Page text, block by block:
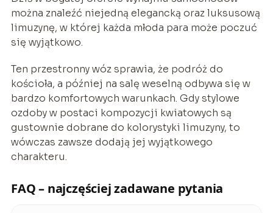
można znaleźć niejedną elegancką oraz luksusową
limuzynę, w której każda młoda para może poczuć
się wyjątkowo.
Ten przestronny wóz sprawia, że podróż do
kościoła, a później na salę weselną odbywa się w
bardzo komfortowych warunkach. Gdy stylowe
ozdoby w postaci kompozycji kwiatowych są
gustownie dobrane do kolorystyki limuzyny, to
wówczas zawsze dodają jej wyjątkowego
charakteru.
FAQ – najczęściej zadawane pytania